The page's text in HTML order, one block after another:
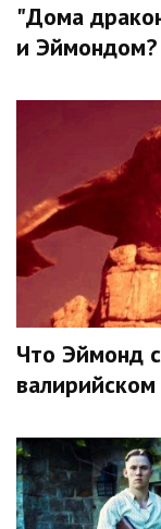
"Дома
и Эймондом?
Что Эймонд